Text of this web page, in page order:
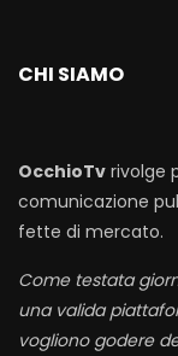
CHI SIAMO
OcchioTv rivolge
comunicazione
fette di mercato.
Come testata
una valida
vogliono godere